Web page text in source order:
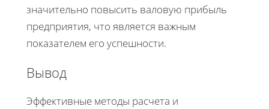
значительно повысить валовую прибыль
предприятия, что является важным
показателем его успешности.
Вывод
Эффективные методы расчета и